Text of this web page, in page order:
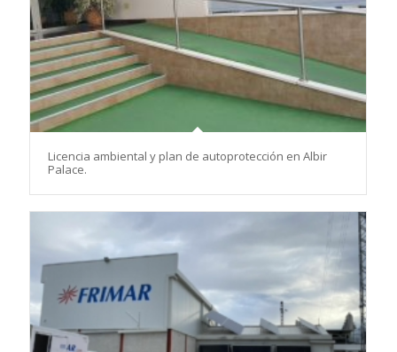
Licencia ambiental y plan de autoprotección en Albir
Palace.